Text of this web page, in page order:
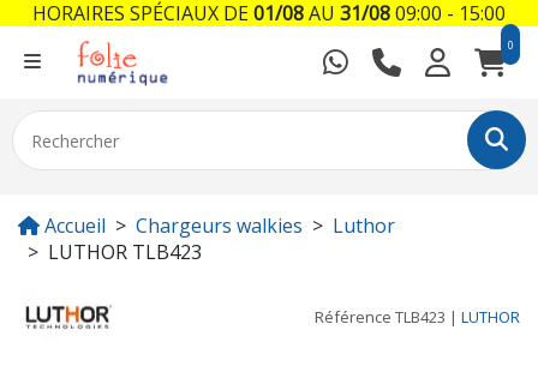
0
Accueil Chargeurs walkies
Luthor
LUTHOR TLB423
Référence TLB423 | LUTHOR
HORAIRES SPÉCIAUX DE01/08AU 31/0809:00 - 15:00